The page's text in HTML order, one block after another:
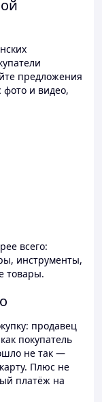
предложения
фото и видео,
всего:
инструменты,
товары.
продавец
покупатель
не так —
Плюс не
платёж на